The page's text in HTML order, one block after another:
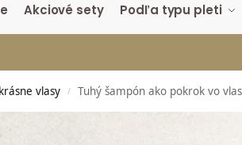
Akciové sety Podľa typu pleti
vlasy / Tuhý šampón ako pokrok vo